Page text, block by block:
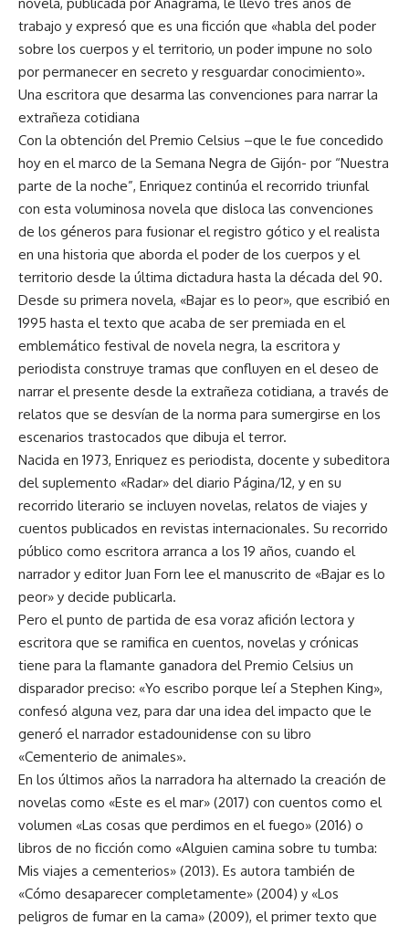
trabajo y expresó que es una ficción que «habla del poder
sobre los cuerpos y el territorio, un poder impune no solo
por permanecer en secreto y resguardar conocimiento».
Una escritora que desarma las convenciones para narrar la
extrañeza cotidiana
Con la obtención del Premio Celsius –que le fue concedido
hoy en el marco de la Semana Negra de Gijón- por “Nuestra
parte de la noche”, Enriquez continúa el recorrido triunfal
con esta voluminosa novela que disloca las convenciones
de los géneros para fusionar el registro gótico y el realista
en una historia que aborda el poder de los cuerpos y el
territorio desde la última dictadura hasta la década del 90.
Desde su primera novela, «Bajar es lo peor», que escribió en
1995 hasta el texto que acaba de ser premiada en el
emblemático festival de novela negra, la escritora y
periodista construye tramas que confluyen en el deseo de
narrar el presente desde la extrañeza cotidiana, a través de
relatos que se desvían de la norma para sumergirse en los
escenarios trastocados que dibuja el terror.
Nacida en 1973, Enriquez es periodista, docente y subeditora
del suplemento «Radar» del diario Página/12, y en su
recorrido literario se incluyen novelas, relatos de viajes y
cuentos publicados en revistas internacionales. Su recorrido
público como escritora arranca a los 19 años, cuando el
narrador y editor Juan Forn lee el manuscrito de «Bajar es lo
peor» y decide publicarla.
Pero el punto de partida de esa voraz afición lectora y
escritora que se ramifica en cuentos, novelas y crónicas
tiene para la flamante ganadora del Premio Celsius un
disparador preciso: «Yo escribo porque leí a Stephen King»,
confesó alguna vez, para dar una idea del impacto que le
generó el narrador estadounidense con su libro
«Cementerio de animales».
En los últimos años la narradora ha alternado la creación de
novelas como «Este es el mar» (2017) con cuentos como el
volumen «Las cosas que perdimos en el fuego» (2016) o
libros de no ficción como «Alguien camina sobre tu tumba:
Mis viajes a cementerios» (2013). Es autora también de
«Cómo desaparecer completamente» (2004) y «Los
peligros de fumar en la cama» (2009), el primer texto que